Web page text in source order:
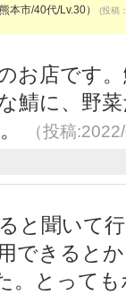
本市/40代/Lv.30） (投稿
お店です
鯖に、野
（投稿
と聞いて
できると
。とって